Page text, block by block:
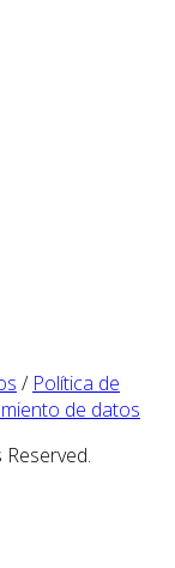
/ Política de
de datos
Reserved.